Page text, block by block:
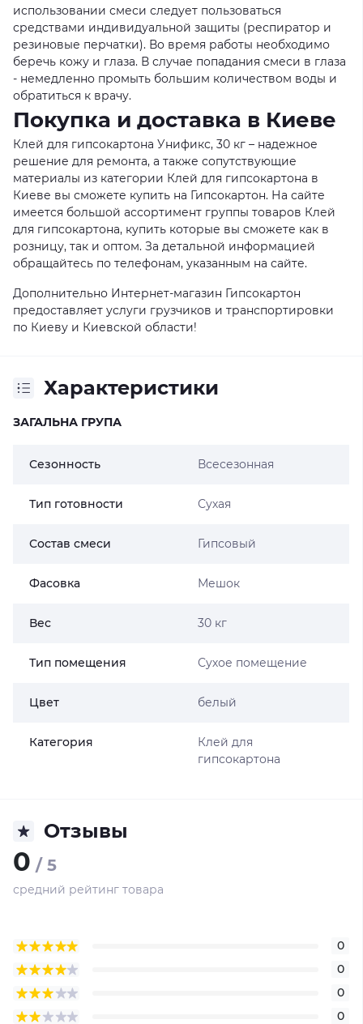
использовании смеси следует пользоваться
средствами индивидуальной защиты (респиратор и
резиновые перчатки). Во время работы необходимо
беречь кожу и глаза. В случае попадания смеси в глаза
- немедленно промыть большим количеством воды и
обратиться к врачу.
Покупка и доставка в Киеве
Клей для гипсокартона Унификс, 30 кг – надежное
решение для ремонта, а также сопутствующие
материалы из категории Клей для гипсокартона в
Киеве вы сможете купить на Гипсокартон. На сайте
имеется большой ассортимент группы товаров Клей
для гипсокартона, купить которые вы сможете как в
розницу, так и оптом. За детальной информацией
обращайтесь по телефонам, указанным на сайте.
Дополнительно Интернет-магазин Гипсокартон
предоставляет услуги грузчиков и транспортировки
по Киеву и Киевской области!
Характеристики
ЗАГАЛЬНА ГРУПА
Сезонность Всесезонная
Тип готовности Сухая
Состав смеси Гипсовый
Фасовка Мешок
Вес 30 кг
Тип помещения Сухое помещение
Цвет белый
Категория
Клей для
гипсокартона
Отзывы
0 / 5
средний рейтинг товара
0
0
0
0